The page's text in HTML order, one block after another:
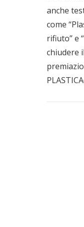
anche
come
rifiuto” e
chiudere